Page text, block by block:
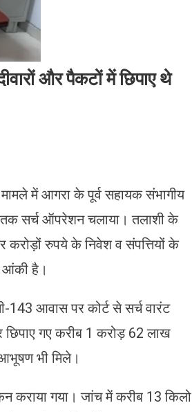
और पैकटों में छिपाए थे
में आगरा के पूर्व सहायक संभागीय
सर्च ऑपरेशन चलाया। तलाशी के
करोड़ों रुपये के निवेश व संपत्तियों के
आंकी है।
आवास पर कोर्ट से सर्च वारंट
गए करीब 1 करोड़ 62 लाख
भी मिले।
कराया गया। जांच में करीब 13 किलो